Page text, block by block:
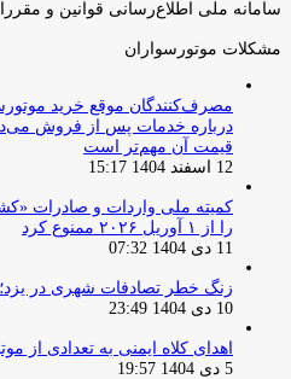
سامانه ملی اطلاع‌رسانی قوانین و
مشکلات موتورسواران
مصرف‌کنندگان موقع خرید
درباره خدمات پس از فروش
قیمت آن مهم‌تر است
12 اسفند 1404 15:17
کمیته ملی واردات و صادرات
را از ۱ آوریل ۲۰۲۶ ممنوع کرد
11 دی 1404 07:32
زنگ خطر تصادفات شهری در یزد؛
10 دی 1404 23:49
اهدای کلاه ایمنی به تعدادی از
5 دی 1404 19:57